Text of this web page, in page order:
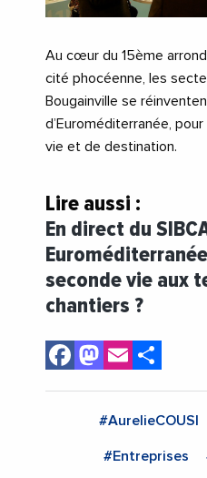
Au cœur du 15ème
cité phocéenne, les
Bougainville se
d’Euroméditerranée,
vie et de destination.
Lire aussi :
En direct du
seconde vie aux
chantiers ?
Facebook
Email
#AurelieCOUSI
#Entreprises